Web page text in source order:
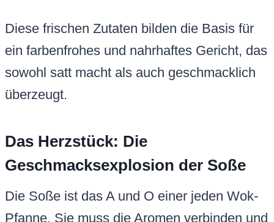
Diese frischen Zutaten bilden die Basis für
ein farbenfrohes und nahrhaftes Gericht, das
sowohl satt macht als auch geschmacklich
überzeugt.
Das Herzstück: Die
Geschmacksexplosion der Soße
Die Soße ist das A und O einer jeden Wok-
Pfanne. Sie muss die Aromen verbinden und